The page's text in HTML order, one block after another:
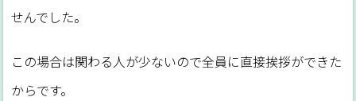
せんでした。
この場合は関わる人が少ないので全員に直接挨拶ができた
からです。